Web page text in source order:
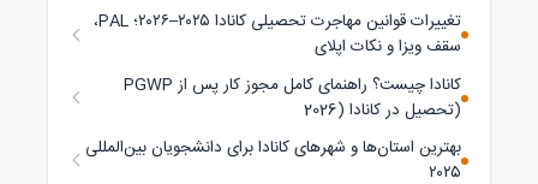
تغییرات قوانین مهاجرت تحصیلی کانادا ۲۰۲۵–۲۰۲۶؛ PAL،
سقف ویزا و نکات اپلای
PGWP کانادا چیست؟ راهنمای کامل مجوز کار پس از
تحصیل در کانادا (2026)
بهترین استان‌ها و شهرهای کانادا برای دانشجویان بین‌المللی
۲۰۲۵